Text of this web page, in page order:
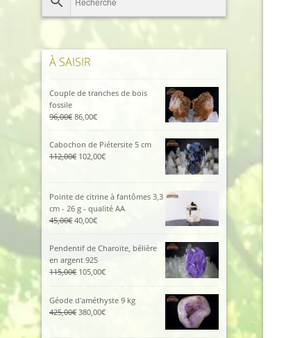
À SAISIR
Couple de tranches de bois
fossile
96,00€ Le
96,00€.
86,00€Le
actuel
Cabochon de Piétersite 5 cm
112,00€ Le
112,00€.
102,00€Le
est :
102,00€.
Pointe de citrine à fantômes 3,3
cm - 26 g - qualité AA
45,00€ Le
était :
45,00€.
40,00€Le
est :
40,00€.
Pendentif de Charoïte, bélière
en argent 925
115,00€ Le
initial
était :
115,00€.
105,00€Le
est :
105,00€.
Géode d'améthyste 9 kg
425,00€ Le
380,00€Le